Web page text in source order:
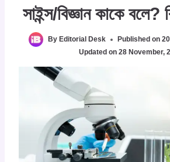
সাইন্স/বিজ্ঞান কাকে বলে?
By Editorial Desk Published on
Updated on 28 November,